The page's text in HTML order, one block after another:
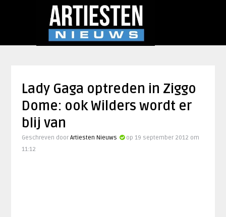
Lady Gaga optreden in Ziggo
Dome: ook Wilders wordt er
blij van
Geschreven door Artiesten Nieuws
op 19 september 2012 om
11:12